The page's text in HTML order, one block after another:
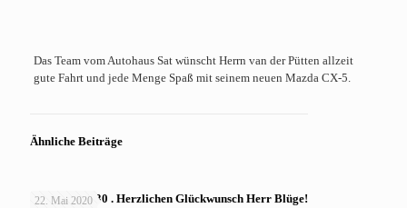
Das Team vom Autohaus Sat wünscht Herrn van der Pütten allzeit
gute Fahrt und jede Menge Spaß mit seinem neuen Mazda CX-5.
Ähnliche Beiträge
22. Mai 2020
MAZDA CX-30 . Herzlichen Glückwunsch Herr Blüge!